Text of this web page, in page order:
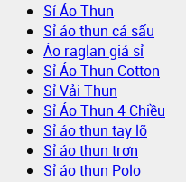
Sỉ Áo Thun
Sỉ áo thun cá sấu
Áo raglan giá sỉ
Sỉ Áo Thun Cotton
Sỉ Vải Thun
Sỉ Áo Thun 4 Chiều
Sỉ áo thun tay lỡ
Sỉ áo thun trơn
Sỉ áo thun Polo